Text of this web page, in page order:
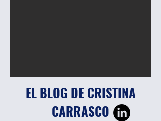
EL BLOG DE CRISTINA
CARRASCO